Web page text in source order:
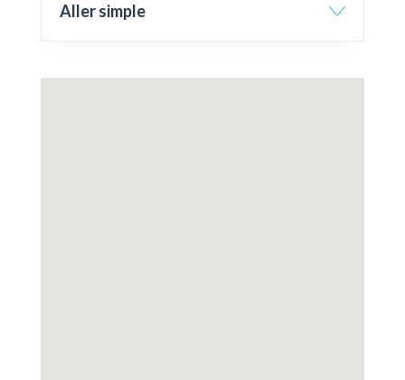
Aller simple